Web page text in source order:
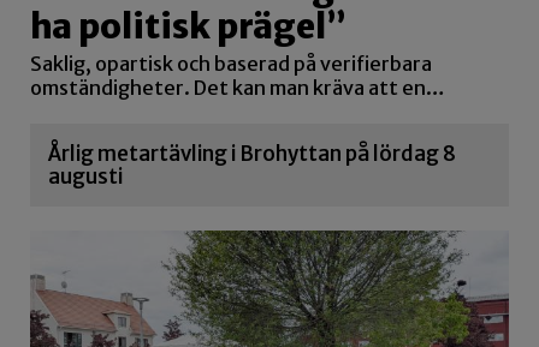
ha politisk prägel”
Saklig, opartisk och baserad på verifierbara
omständigheter. Det kan man kräva att en…
Årlig metartävling i Brohyttan på lördag 8
augusti